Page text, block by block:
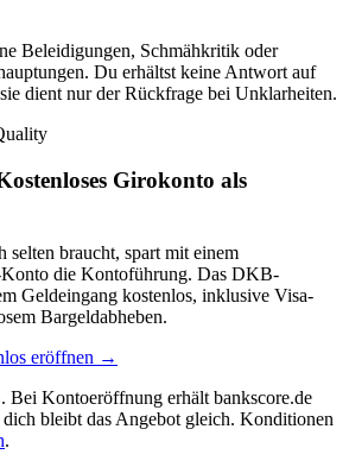
Beleidigungen, Schmähkritik oder
Du erhältst keine Antwort auf
dient nur der Rückfrage bei Unklarheiten.
Girokonto als
selten braucht, spart mit einem
die Kontoführung. Das DKB-
Geldeingang kostenlos, inklusive Visa-
Bargeldabheben.
eröffnen →
Kontoeröffnung erhält bankscore.de
bleibt das Angebot gleich. Konditionen
.